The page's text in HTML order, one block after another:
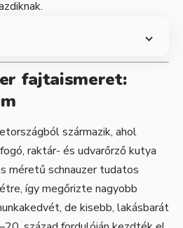
fajtaismeret:
származik, ahol
raktár- és udvarőrző kutya
méretű schnauzer tudatos
így megőrizte nagyobb
de kisebb, lakásbarát